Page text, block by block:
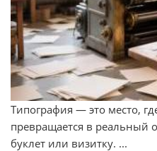
Типография — это место,
превращается в реальный
буклет или визитку. ...